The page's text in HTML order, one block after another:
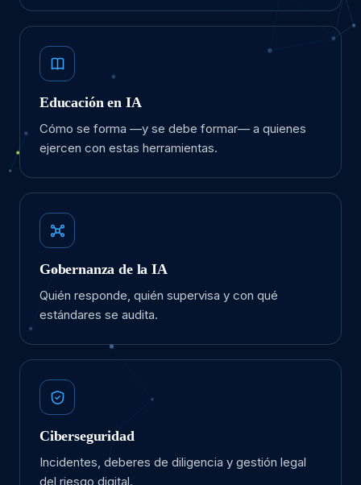
Educación en IA
Cómo se forma —y se debe formar— a quienes
ejercen con estas herramientas.
Gobernanza de la IA
Quién responde, quién supervisa y con qué
estándares se audita.
Ciberseguridad
Incidentes, deberes de diligencia y gestión legal
del riesgo digital.